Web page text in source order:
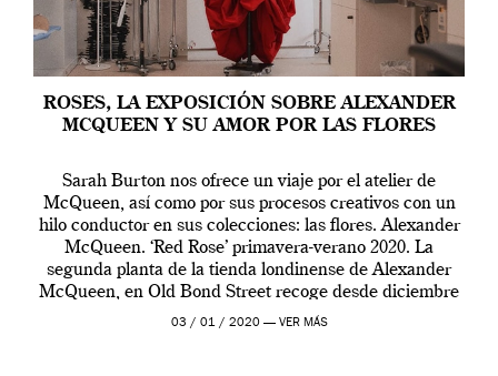
ROSES, LA EXPOSICIÓN SOBRE ALEXANDER
MCQUEEN Y SU AMOR POR LAS FLORES
Sarah Burton nos ofrece un viaje por el atelier de
McQueen, así como por sus procesos creativos con un
hilo conductor en sus colecciones: las flores. Alexander
McQueen. ‘Red Rose’ primavera-verano 2020. La
segunda planta de la tienda londinense de Alexander
McQueen, en Old Bond Street recoge desde diciembre
de 2019 hasta final de abril […]
03 / 01 / 2020 — VER MÁS